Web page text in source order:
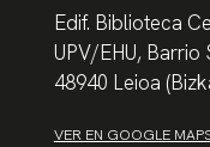
Edif. Biblioteca
UPV/EHU, Barrio
48940 Leioa
VER EN GOOGLE